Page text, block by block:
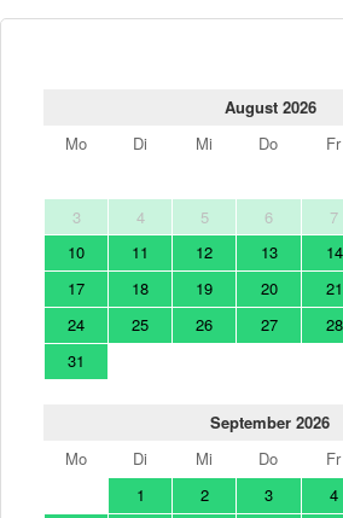
August 2026
Mo
Di Mi Do Fr
3
4 5 6 7
10
11 12 13 14
17
18 19 20 21
24
25 26 27 28
31
September 2026
Mo
Di Mi Do Fr
1
2 3 4